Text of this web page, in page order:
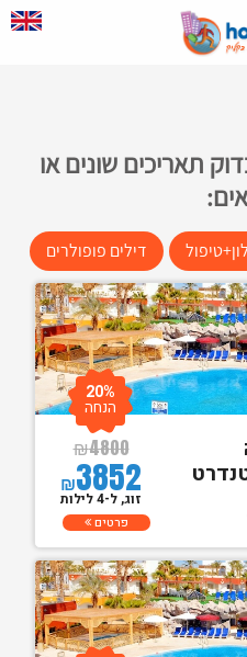
תאריכים שונים או
דילים פופולרים
₪4800
₪3852
20%
הנחה
זוג, ל-4 לילות
פרטים